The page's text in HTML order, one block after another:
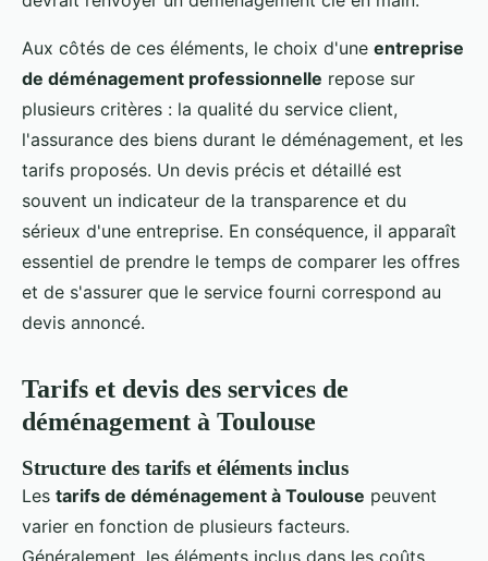
Aux côtés de ces éléments, le choix d'une entreprise
de déménagement professionnelle repose sur
plusieurs critères : la qualité du service client,
l'assurance des biens durant le déménagement, et les
tarifs proposés. Un devis précis et détaillé est
souvent un indicateur de la transparence et du
sérieux d'une entreprise. En conséquence, il apparaît
essentiel de prendre le temps de comparer les offres
et de s'assurer que le service fourni correspond au
devis annoncé.
Tarifs et devis des services de
déménagement à Toulouse
Structure des tarifs et éléments inclus
Les tarifs de déménagement à Toulouse peuvent
varier en fonction de plusieurs facteurs.
Généralement, les éléments inclus dans les coûts